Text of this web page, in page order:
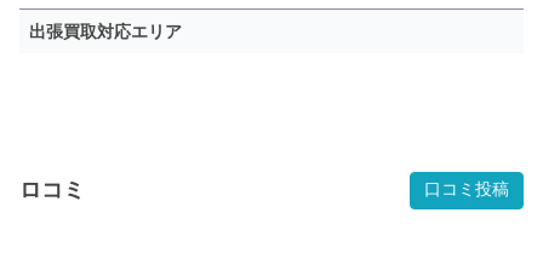
出張買取対応エリア
ロコミ 口コミ投稿